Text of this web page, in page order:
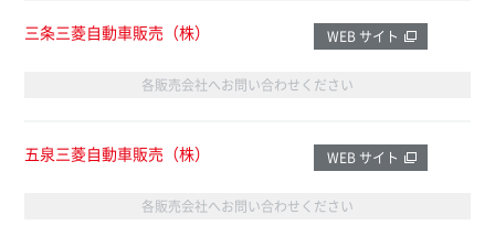
三条三菱自動車販売（株）
各販売会社へお問い合わせください
WEB サイト
五泉三菱自動車販売（株）
各販売会社へお問い合わせください
WEB サイト